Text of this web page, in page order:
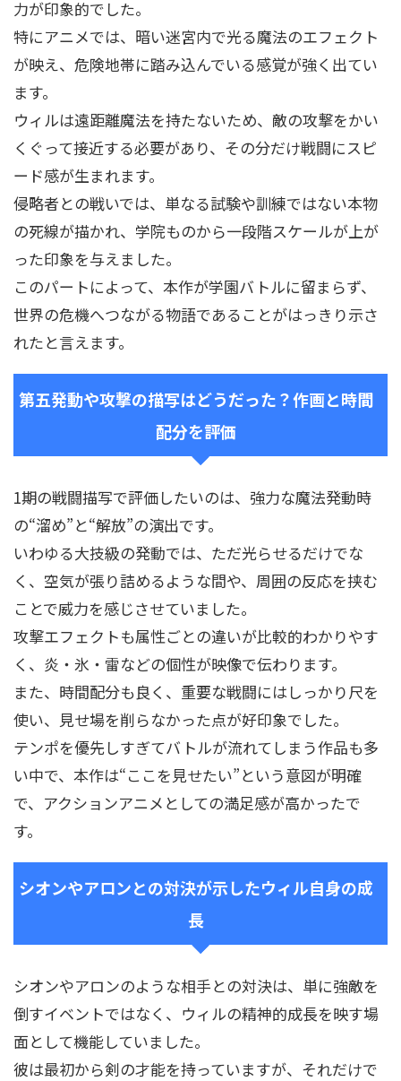
力が印象的でした。
特にアニメでは、暗い迷宮内で光る魔法のエフェクト
が映え、危険地帯に踏み込んでいる感覚が強く出てい
ます。
ウィルは遠距離魔法を持たないため、敵の攻撃をかい
くぐって接近する必要があり、その分だけ戦闘にスピ
ード感が生まれます。
侵略者との戦いでは、単なる試験や訓練ではない本物
の死線が描かれ、学院ものから一段階スケールが上が
った印象を与えました。
このパートによって、本作が学園バトルに留まらず、
世界の危機へつながる物語であることがはっきり示さ
れたと言えます。
第五発動や攻撃の描写はどうだった？作画と時間
配分を評価
1期の戦闘描写で評価したいのは、強力な魔法発動時
の“溜め”と“解放”の演出です。
いわゆる大技級の発動では、ただ光らせるだけでな
く、空気が張り詰めるような間や、周囲の反応を挟む
ことで威力を感じさせていました。
攻撃エフェクトも属性ごとの違いが比較的わかりやす
く、炎・氷・雷などの個性が映像で伝わります。
また、時間配分も良く、重要な戦闘にはしっかり尺を
使い、見せ場を削らなかった点が好印象でした。
テンポを優先しすぎてバトルが流れてしまう作品も多
い中で、本作は“ここを見せたい”という意図が明確
で、アクションアニメとしての満足感が高かったで
す。
シオンやアロンとの対決が示したウィル自身の成
長
シオンやアロンのような相手との対決は、単に強敵を
倒すイベントではなく、ウィルの精神的成長を映す場
面として機能していました。
彼は最初から剣の才能を持っていますが、それだけで